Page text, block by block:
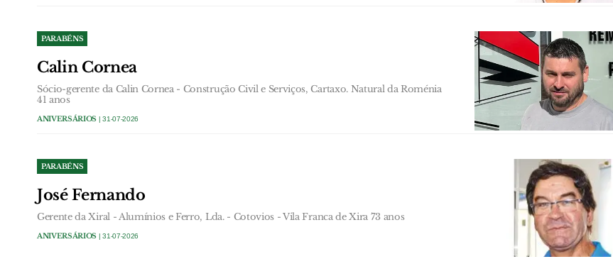
PARABÉNS
Calin Cornea
Sócio-gerente da Calin Cornea - Construção Civil e Serviços, Cartaxo. Natural da Roménia
41 anos
ANIVERSÁRIOS | 31-07-2026
PARABÉNS
José Fernando
Gerente da Xiral - Alumínios e Ferro, Lda. - Cotovios - Vila Franca de Xira 73 anos
ANIVERSÁRIOS | 31-07-2026